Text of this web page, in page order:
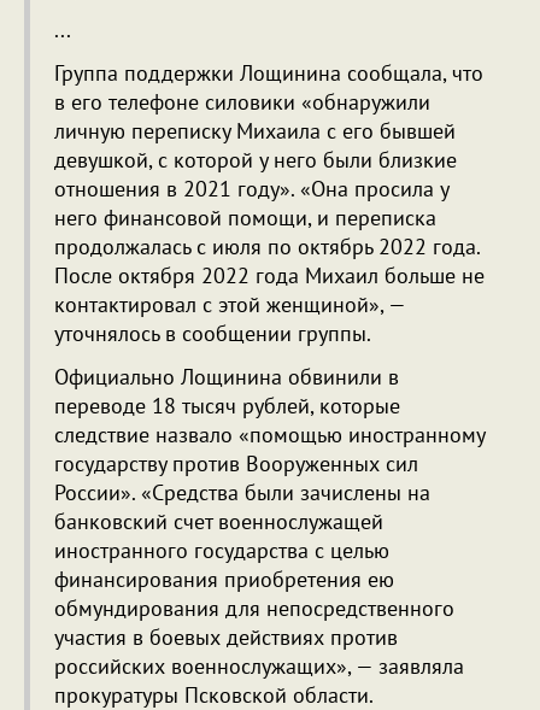
...
Группа поддержки Лощинина сообщала, что
в его телефоне силовики «обнаружили
личную переписку Михаила с его бывшей
девушкой, с которой у него были близкие
отношения в 2021 году». «Она просила у
него финансовой помощи, и переписка
продолжалась с июля по октябрь 2022 года.
После октября 2022 года Михаил больше не
контактировал с этой женщиной», —
уточнялось в сообщении группы.
Официально Лощинина обвинили в
переводе 18 тысяч рублей, которые
следствие назвало «помощью иностранному
государству против Вооруженных сил
России». «Средства были зачислены на
банковский счет военнослужащей
иностранного государства с целью
финансирования приобретения ею
обмундирования для непосредственного
участия в боевых действиях против
российских военнослужащих», — заявляла
прокуратуры Псковской области.